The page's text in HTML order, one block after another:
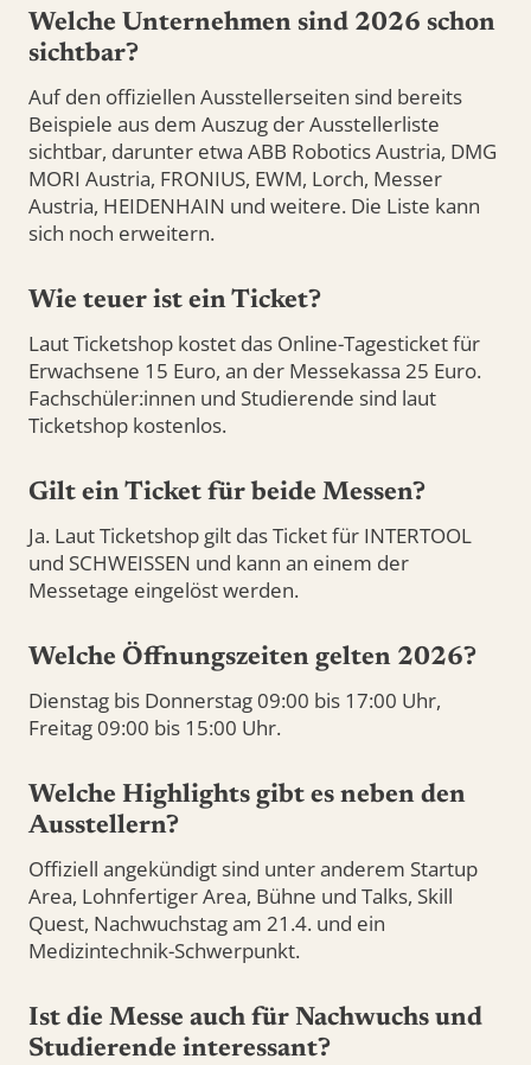
Welche Unternehmen sind 2026 schon
sichtbar?
Auf den offiziellen Ausstellerseiten sind bereits
Beispiele aus dem Auszug der Ausstellerliste
sichtbar, darunter etwa ABB Robotics Austria, DMG
MORI Austria, FRONIUS, EWM, Lorch, Messer
Austria, HEIDENHAIN und weitere. Die Liste kann
sich noch erweitern.
Wie teuer ist ein Ticket?
Laut Ticketshop kostet das Online-Tagesticket für
Erwachsene 15 Euro, an der Messekassa 25 Euro.
Fachschüler:innen und Studierende sind laut
Ticketshop kostenlos.
Gilt ein Ticket für beide Messen?
Ja. Laut Ticketshop gilt das Ticket für INTERTOOL
und SCHWEISSEN und kann an einem der
Messetage eingelöst werden.
Welche Öffnungszeiten gelten 2026?
Dienstag bis Donnerstag 09:00 bis 17:00 Uhr,
Freitag 09:00 bis 15:00 Uhr.
Welche Highlights gibt es neben den
Ausstellern?
Offiziell angekündigt sind unter anderem Startup
Area, Lohnfertiger Area, Bühne und Talks, Skill
Quest, Nachwuchstag am 21.4. und ein
Medizintechnik-Schwerpunkt.
Ist die Messe auch für Nachwuchs und
Studierende interessant?